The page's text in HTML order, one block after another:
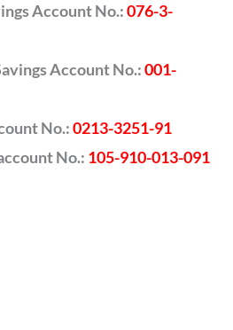
Account No.:076-3-
Account No.:001-
No.:0213-3251-91
No.: 105-910-013-091